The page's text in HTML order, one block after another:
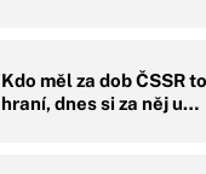
Kdo měl za dob ČSSR
hraní, dnes si za něj u…